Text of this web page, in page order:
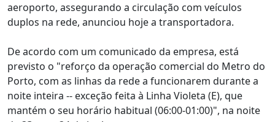
aeroporto, assegurando a circulação com veículos
duplos na rede, anunciou hoje a transportadora.
De acordo com um comunicado da empresa, está
previsto o "reforço da operação comercial do Metro do
Porto, com as linhas da rede a funcionarem durante a
noite inteira -- exceção feita à Linha Violeta (E), que
mantém o seu horário habitual (06:00-01:00)", na noite